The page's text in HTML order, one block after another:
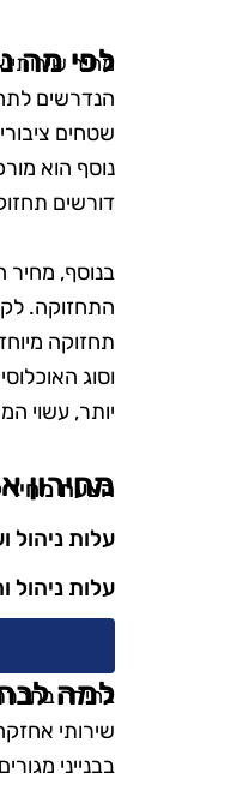
לפי מה
מחיר
הנדרשים
שטחים
נוסף הוא
דורשים
בנוסף, מחיר
התחזוקה.
תחזוקה
וסוג
יותר, עשוי
מחירון
הצעת מחיר
עלות ניהול
עלות ניהול
למה
בחירה
שירותי
בבנייני